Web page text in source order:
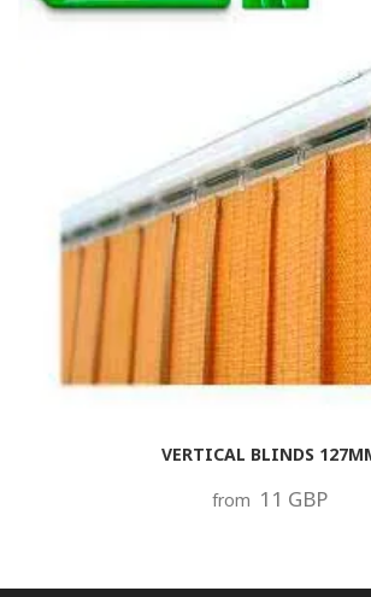
VERTICAL BLINDS
from 11 GBP